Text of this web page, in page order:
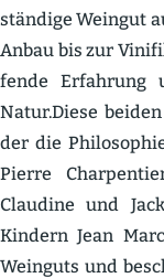
ständige Weingut
Anbau bis zur
fende Erfahrung
Natur.Diese
der die
Pierre
Claudine und
Kindern Jean
Weinguts und